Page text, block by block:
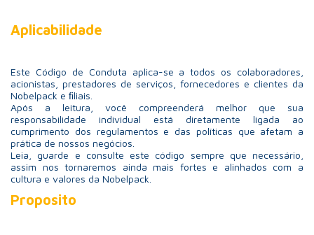
Aplicabilidade
Este Código de Conduta aplica-se a todos os colaboradores,
acionistas, prestadores de serviços, fornecedores e clientes da
Nobelpack e ﬁliais.
Após a leitura, você compreenderá melhor que sua
responsabilidade individual está diretamente ligada ao
cumprimento dos regulamentos e das políticas que afetam a
prática de nossos negócios.
Leia, guarde e consulte este código sempre que necessário,
assim nos tornaremos ainda mais fortes e alinhados com a
cultura e valores da Nobelpack.
Proposito